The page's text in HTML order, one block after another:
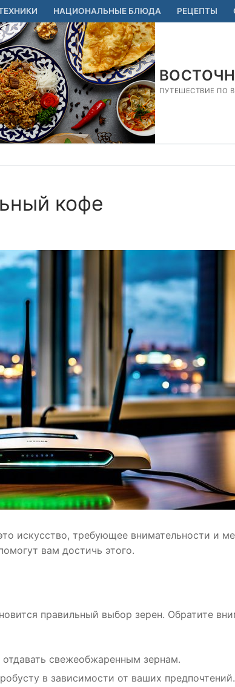
НАЦИОНАЛЬНЫЕ БЛЮДА РЕЦЕПТЫ
ПУТЕШЕСТВИЕ ПО
кофе
искусство, требующее внимательности и
вам достичь этого.
правильный выбор зерен. Обратите
свежеобжаренным зернам.
в зависимости от ваших предпочтений.